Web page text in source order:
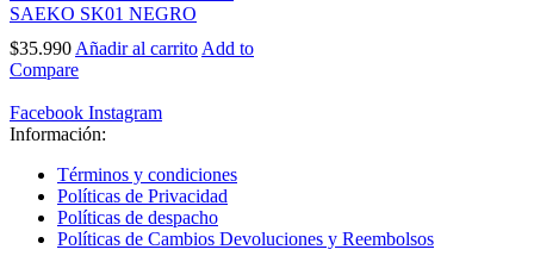
SAEKO SK01 NEGRO
$35.990Añadir al carritoAdd to
Compare
Facebook Instagram
Información:
Términos y condiciones
Políticas de Privacidad
Políticas de despacho
Políticas de Cambios Devoluciones y Reembolsos